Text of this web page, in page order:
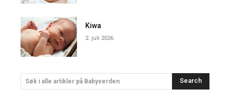
Kiwa
2. juli 2026
Søk i alle artikler på Babyverden Search